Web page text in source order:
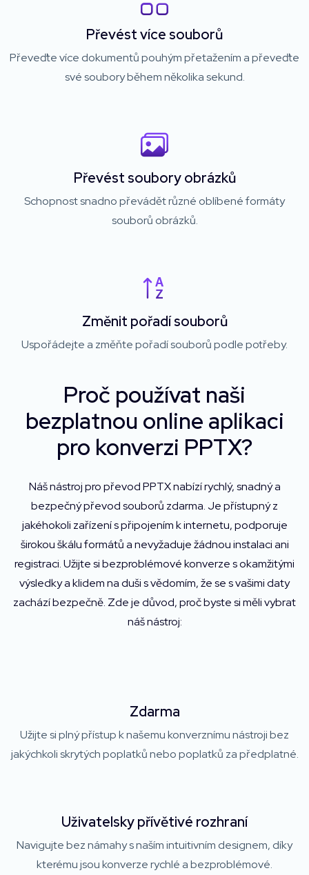
Převést více souborů
Převeďte více dokumentů pouhým přetažením a převeďte
své soubory během několika sekund.
Převést soubory obrázků
Schopnost snadno převádět různé oblíbené formáty
souborů obrázků.
Změnit pořadí souborů
Uspořádejte a změňte pořadí souborů podle potřeby.
Proč používat naši
bezplatnou online aplikaci
pro konverzi PPTX?
Náš nástroj pro převod PPTX nabízí rychlý, snadný a
bezpečný převod souborů zdarma. Je přístupný z
jakéhokoli zařízení s připojením k internetu, podporuje
širokou škálu formátů a nevyžaduje žádnou instalaci ani
registraci. Užijte si bezproblémové konverze s okamžitými
výsledky a klidem na duši s vědomím, že se s vašimi daty
zachází bezpečně. Zde je důvod, proč byste si měli vybrat
náš nástroj:
Zdarma
Užijte si plný přístup k našemu konverznímu nástroji bez
jakýchkoli skrytých poplatků nebo poplatků za předplatné.
Uživatelsky přívětivé rozhraní
Navigujte bez námahy s naším intuitivním designem, díky
kterému jsou konverze rychlé a bezproblémové.